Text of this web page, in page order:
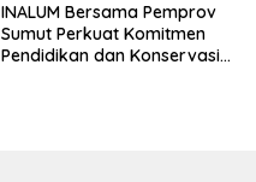
INALUM Bersama Pemprov
Sumut Perkuat Komitmen
Pendidikan dan Konservasi